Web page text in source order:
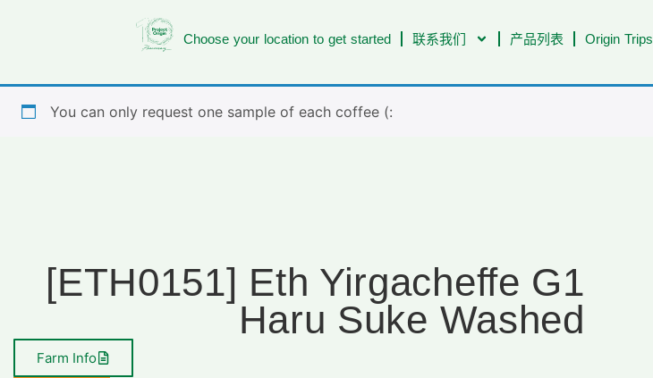
Choose your location to get started 联系我们 产品列表 Origin Trips
You can only request one sample of each coffee (:
[ETH0151] Eth Yirgacheffe G1
Haru Suke Washed
Farm Info